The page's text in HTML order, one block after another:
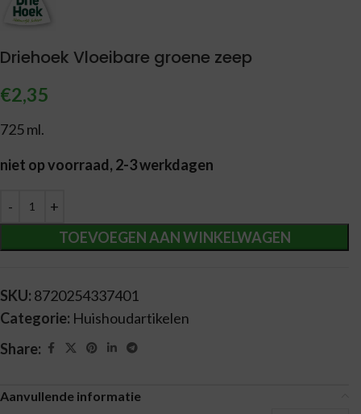
Driehoek Vloeibare groene zeep
€2,35
725 ml.
niet op voorraad, 2-3 werkdagen
TOEVOEGEN AAN WINKELWAGEN
Alternative:
SKU: 8720254337401
Categorie: Huishoudartikelen
Share:
Aanvullende informatie